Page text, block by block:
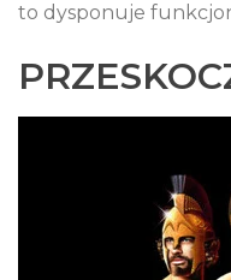
to dysponuje